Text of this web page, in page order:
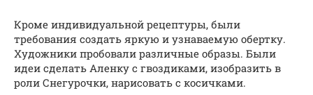
Кроме индивидуальной рецептуры, были
требования создать яркую и узнаваемую обертку.
Художники пробовали различные образы. Были
идеи сделать Аленку с гвоздиками, изобразить в
роли Снегурочки, нарисовать с косичками.